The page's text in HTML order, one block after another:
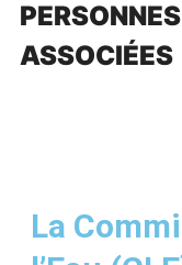
ASSOCIÉES
La